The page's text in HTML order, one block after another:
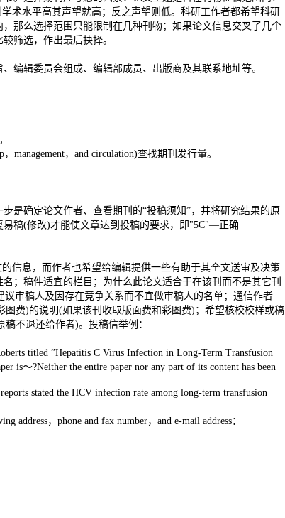
术水平高其声望就高；反之声望则低。科研工作者都希望科研
那么选择范围只能限制在几种刊物；如果论文信息交叉了几个
筛选，作出最后抉择。
编辑委员会组成、编辑部成员、出版商及其联系地址等。
management，and circulation)查找期刊发行量。
是确定论文作者、查看期刊的“投稿须知”，并将研究结果的原
稿(修改)才能使文章达到投稿的要求，即"5C"—正确
信息，而作者也希望给编辑提供一些有助于其全文送审及决策
；稿件适宜的栏目；为什么此论文适合于在该刊而不是其它刊
审稿人及因存在竞争关系而不宜做审稿人的名单；通信作者
图费)的说明(如果该刊收取版面费和彩图费)；希望核校校样或稿
不退还给作者)。投稿信举例：
titled ”Hepatitis C Virus Infection in Long-Term Transfusion
is～?Neither the entire paper nor any part of its content has been
stated the HCV infection rate among long-term transfusion
address，phone and fax number，and e-mail address：